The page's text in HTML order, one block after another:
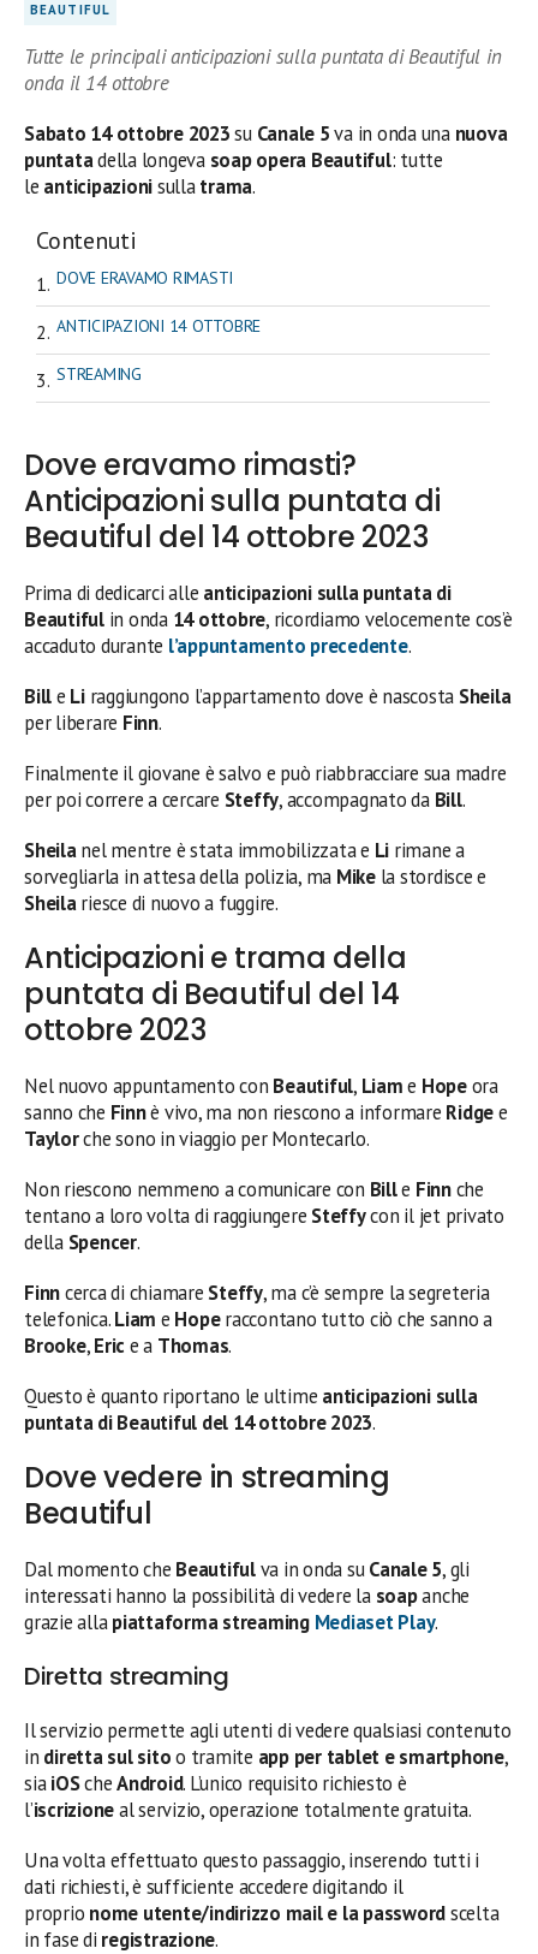
BEAUTIFUL
Tutte le principali anticipazioni sulla puntata di Beautiful in
onda il 14 ottobre
Sabato 14 ottobre2023su Canale 5va in onda una nuova
puntatadella longeva soap opera Beautiful: tutte
le anticipazionisullatrama.
Contenuti
DOVE ERAVAMO RIMASTI
ANTICIPAZIONI 14 OTTOBRE
STREAMING
Dove eravamo rimasti?
Anticipazioni sulla puntata di
Beautiful del 14 ottobre 2023
Prima di dedicarci alle anticipazioni sulla puntata di
Beautiful in onda 14 ottobre, ricordiamo velocemente cos’è
accaduto durante l’appuntamento precedente.
Bille Liraggiungono l’appartamento dove è nascosta Sheila
per liberare Finn.
Finalmente il giovane è salvo e può riabbracciare sua madre
per poi correre a cercare Steffy, accompagnato da Bill.
Sheilanel mentre è stata immobilizzata e Li rimane a
sorvegliarla in attesa della polizia, ma Mikela stordisce e
Sheilariesce di nuovo a fuggire.
Anticipazioni e trama della
puntata di Beautiful del 14
ottobre 2023
Nel nuovo appuntamento con Beautiful, Liame Hopeora
sanno che Finnè vivo, ma non riescono a informare Ridgee
Taylorche sono in viaggio per Montecarlo.
Non riescono nemmeno a comunicare con Bille Finnche
tentano a loro volta di raggiungere Steffycon il jet privato
della Spencer.
Finncerca di chiamare Steffy, ma c’è sempre la segreteria
telefonica.Liam e Hoperaccontano tutto ciò che sanno a
Brooke,Eric e a Thomas.
Questo è quanto riportano le ultime anticipazioni sulla
puntata di Beautiful del 14 ottobre 2023.
Dove vedere in streaming
Beautiful
Dal momento che Beautifulva in onda suCanale 5, gli
interessati hanno la possibilità di vedere la soapanche
grazie allapiattaforma streaming Mediaset Play.
Diretta streaming
Il servizio permette agli utenti di vedere qualsiasi contenuto
in diretta sul sitoo tramite app per tablet e smartphone,
siaiOScheAndroid. L’unico requisito richiesto è
l’iscrizioneal servizio, operazione totalmente gratuita.
Una volta effettuato questo passaggio, inserendo tutti i
dati richiesti, è sufficiente accedere digitando il
proprio nome utente/indirizzo mail e la passwordscelta
in fase di registrazione.